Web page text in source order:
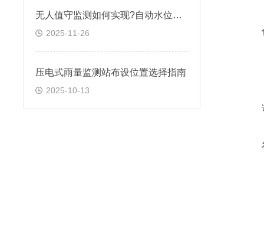
无人值守监测如何实现?自动水位雨量监测站筑牢防线
2025-11-26
压电式雨量监测站布设位置选择指南​
2025-10-13